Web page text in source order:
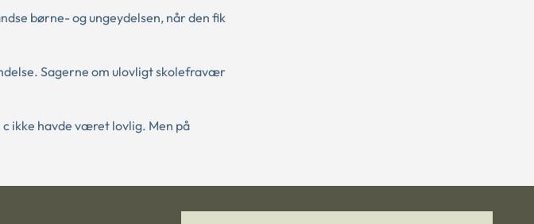
børne- og ungeydelsen, når den fik
Sagerne om ulovligt skolefravær
ikke havde været lovlig. Men på